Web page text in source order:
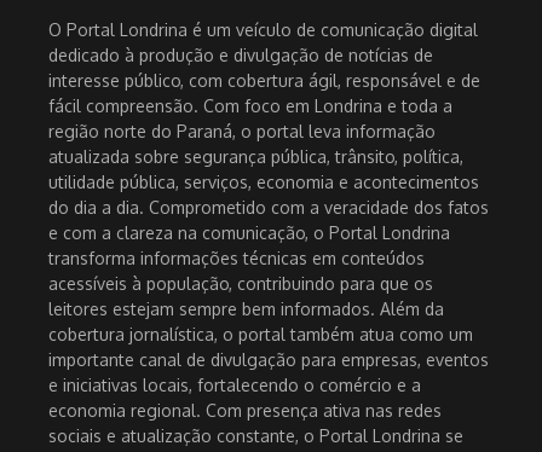
O Portal Londrina é um veículo de comunicação digital
dedicado à produção e divulgação de notícias de
interesse público, com cobertura ágil, responsável e de
fácil compreensão. Com foco em Londrina e toda a
região norte do Paraná, o portal leva informação
atualizada sobre segurança pública, trânsito, política,
utilidade pública, serviços, economia e acontecimentos
do dia a dia. Comprometido com a veracidade dos fatos
e com a clareza na comunicação, o Portal Londrina
transforma informações técnicas em conteúdos
acessíveis à população, contribuindo para que os
leitores estejam sempre bem informados. Além da
cobertura jornalística, o portal também atua como um
importante canal de divulgação para empresas, eventos
e iniciativas locais, fortalecendo o comércio e a
economia regional. Com presença ativa nas redes
sociais e atualização constante, o Portal Londrina se